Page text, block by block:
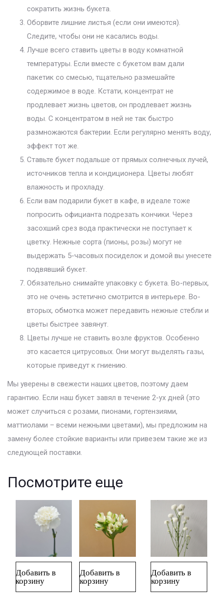
сократить жизнь букета.
Оборвите лишние листья (если они имеются).
Следите, чтобы они не касались воды.
Лучше всего ставить цветы в воду комнатной
температуры. Если вместе с букетом вам дали
пакетик со смесью, тщательно размешайте
содержимое в воде. Кстати, концентрат не
продлевает жизнь цветов, он продлевает жизнь
воды. С концентратом в ней не так быстро
размножаются бактерии. Если регулярно менять воду,
эффект тот же.
Ставьте букет подальше от прямых солнечных лучей,
источников тепла и кондиционера. Цветы любят
влажность и прохладу.
Если вам подарили букет в кафе, в идеале тоже
попросить официанта подрезать кончики. Через
засохший срез вода практически не поступает к
цветку. Нежные сорта (пионы, розы) могут не
выдержать 5-часовых посиделок и домой вы унесете
подвявший букет.
Обязательно снимайте упаковку с букета. Во-первых,
это не очень эстетично смотрится в интерьере. Во-
вторых, обмотка может передавить нежные стебли и
цветы быстрее завянут.
Цветы лучше не ставить возле фруктов. Особенно
это касается цитрусовых. Они могут выделять газы,
которые приведут к гниению.
Мы уверены в свежести наших цветов, поэтому даем
гарантию. Если наш букет завял в течение 2-ух дней (это
может случиться с розами, пионами, гортензиями,
маттиолами – всеми нежными цветами), мы предложим на
замену более стойкие варианты или привезем такие же из
следующей поставки.
Посмотрите еще
Добавить в
корзину
Добавить в
корзину
Добавить в
корзину